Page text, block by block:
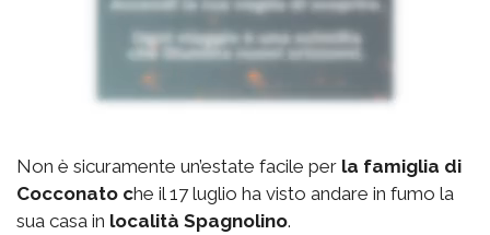
Non è sicuramente un’estate facile per la famiglia di
Cocconato che il 17 luglio ha visto andare in fumo la
sua casa in località Spagnolino.